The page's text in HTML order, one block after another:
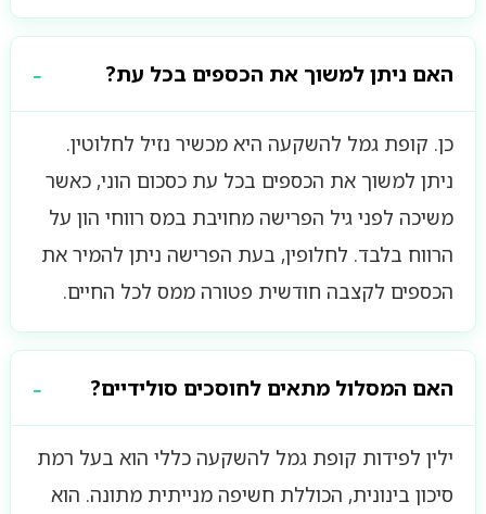
האם ניתן למשוך את הכספים בכל עת?
כן. קופת גמל להשקעה היא מכשיר נזיל לחלוטין.
ניתן למשוך את הכספים בכל עת כסכום הוני, כאשר
משיכה לפני גיל הפרישה מחויבת במס רווחי הון על
הרווח בלבד. לחלופין, בעת הפרישה ניתן להמיר את
הכספים לקצבה חודשית פטורה ממס לכל החיים.
האם המסלול מתאים לחוסכים סולידיים?
ילין לפידות קופת גמל להשקעה כללי הוא בעל רמת
סיכון בינונית, הכוללת חשיפה מנייתית מתונה. הוא